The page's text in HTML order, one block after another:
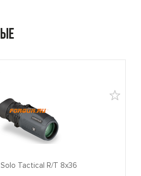
Tactical R/T 8x36